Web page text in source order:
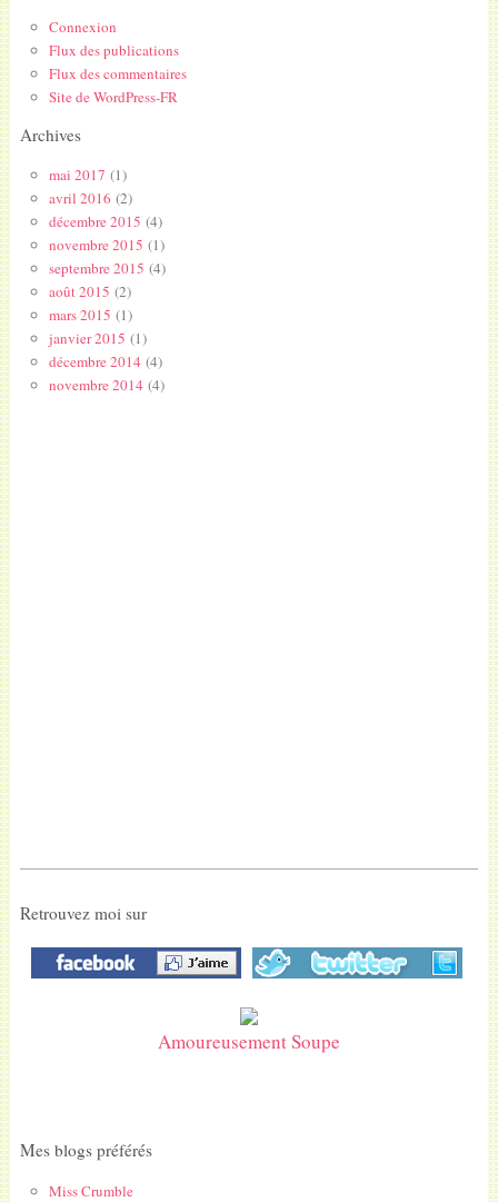
Connexion
Flux des publications
Flux des commentaires
Site de WordPress-FR
Archives
mai 2017 (1)
avril 2016 (2)
décembre 2015 (4)
novembre 2015 (1)
septembre 2015 (4)
août 2015 (2)
mars 2015 (1)
janvier 2015 (1)
décembre 2014(4)
novembre 2014(4)
Retrouvez moi sur
Amoureusement Soupe
Mes blogs préférés
Miss Crumble